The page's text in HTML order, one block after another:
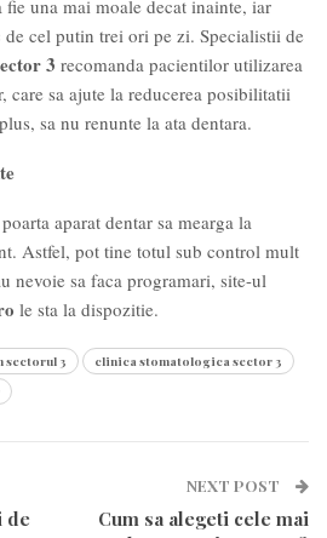
una mai moale decat inainte, iar
cel putin trei ori pe zi. Specialistii de
3 recomanda pacientilor utilizarea
care sa ajute la reducerea posibilitatii
sa nu renunte la ata dentara.
aparat dentar sa mearga la
Astfel, pot tine totul sub control mult
nevoie sa faca programari, site-ul
le sta la dispozitie.
sectorul 3
clinica stomatologica sector 3
de
NEXT POST
Cum sa alegeti cele mai